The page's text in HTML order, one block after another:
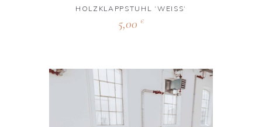
HOLZKLAPPSTUHL ‘WEISS‘
5,00 €